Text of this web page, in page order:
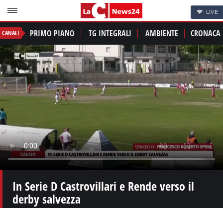
LIVE
CANALI PRIMO PIANO TG INTEGRALI AMBIENTE CRONACA
In Serie D Castrovillari e Rende verso il
derby salvezza